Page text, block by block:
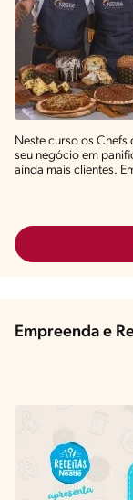
Neste curso os Chefs
seu negócio em
ainda mais clientes.
Empreenda e